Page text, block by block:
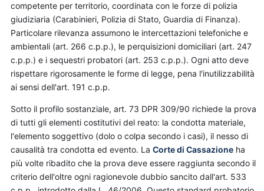
competente per territorio, coordinata con le forze di polizia
giudiziaria (Carabinieri, Polizia di Stato, Guardia di Finanza).
Particolare rilevanza assumono le intercettazioni telefoniche e
ambientali (art. 266 c.p.p.), le perquisizioni domiciliari (art. 247
c.p.p.) e i sequestri probatori (art. 253 c.p.p.). Ogni atto deve
rispettare rigorosamente le forme di legge, pena l'inutilizzabilità
ai sensi dell'art. 191 c.p.p.
Sotto il profilo sostanziale, art. 73 DPR 309/90 richiede la prova
di tutti gli elementi costitutivi del reato: la condotta materiale,
l'elemento soggettivo (dolo o colpa secondo i casi), il nesso di
causalità tra condotta ed evento. La Corte di Cassazione ha
più volte ribadito che la prova deve essere raggiunta secondo il
criterio dell'oltre ogni ragionevole dubbio sancito dall'art. 533